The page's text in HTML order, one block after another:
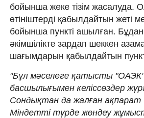
бойынша жеке тізім жасалуда.
өтініштерді қабылдайтын жеті
бойынша пункті ашылған.
әкімшілікте зардап шеккен
шағымдарын қабылдайтын
"Бұл мәселеге қатысты
басшылығымен келіссөздер
Сондықтан да жалған ақпарат
Міндетті түрде жөндеу